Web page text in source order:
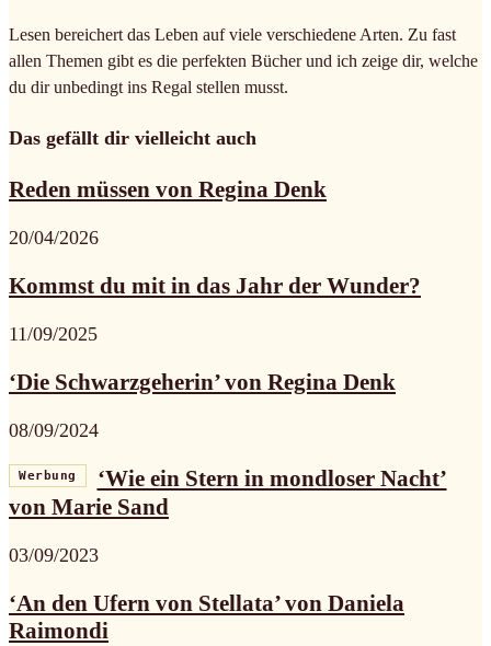
Lesen bereichert das Leben auf viele verschiedene Arten. Zu fast
allen Themen gibt es die perfekten Bücher und ich zeige dir, welche
du dir unbedingt ins Regal stellen musst.
Das gefällt dir vielleicht auch
Reden müssen von Regina Denk
20/04/2026
Kommst du mit in das Jahr der Wunder?
11/09/2025
‘Die Schwarzgeherin’ von Regina Denk
08/09/2024
Werbung
‘Wie ein Stern in mondloser Nacht’
von Marie Sand
03/09/2023
‘An den Ufern von Stellata’ von Daniela
Raimondi